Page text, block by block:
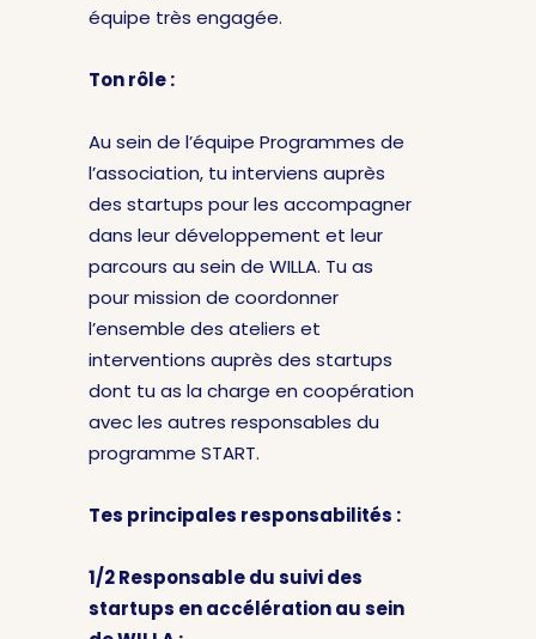
équipe très engagée.
Ton rôle :
Au sein de l’équipe Programmes de
l’association, tu interviens auprès
des startups pour les accompagner
dans leur développement et leur
parcours au sein de WILLA. Tu as
pour mission de coordonner
l’ensemble des ateliers et
interventions auprès des startups
dont tu as la charge en coopération
avec les autres responsables du
programme START.
Tes principales responsabilités :
1/2 Responsable du suivi des
startups en accélération au sein